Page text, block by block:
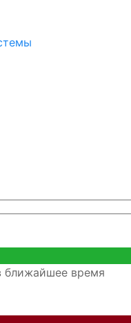
ближайшее время